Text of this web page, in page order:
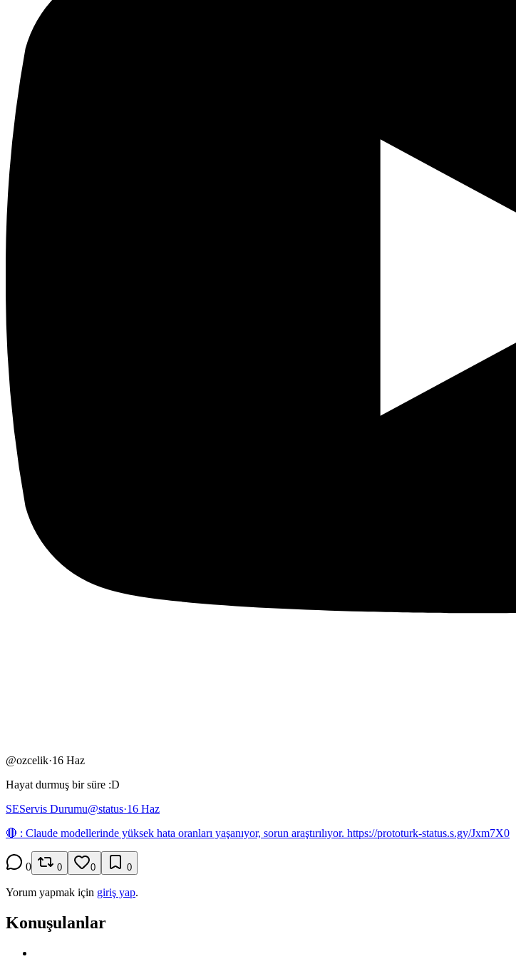
@ozcelik·16 Haz
Hayat durmuş bir süre :D
SEServis Durumu@status·16 Haz
🔴 : Claude modellerinde yüksek hata oranları yaşanıyor, sorun araştırılıyor. https://prototurk-status.s.gy/Jxm7X0
0 0 0 0
Yorum yapmak için giriş yap.
Konuşulanlar